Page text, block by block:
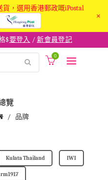
貨，選用香港郵政嘅iPostal
×
$要登入 /新會員登記
0
覽
品牌
Kulata Thailand IWI